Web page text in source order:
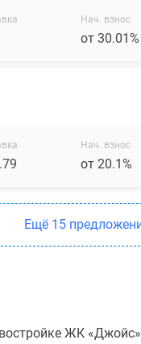
Нач. взнос
от 30.01%
Нач. взнос
от 20.1%
Ещё 15
ЖК